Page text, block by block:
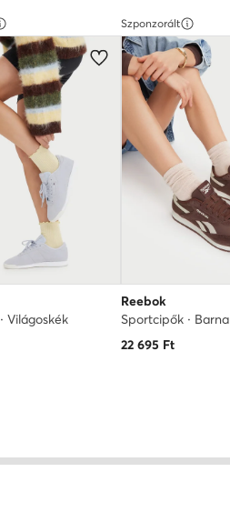
Világoskék
Szponzorált
Reebok
Sportcipők · Barna
22 695 Ft